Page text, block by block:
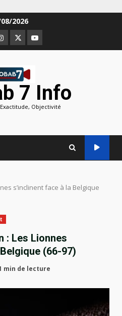
2026
TwitterYoutube
7 Info
Objectivité
s’inclinent face à la Belgique
: Les Lionnes
(66-97)
min de lecture